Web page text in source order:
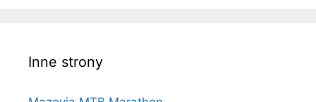
Inne strony